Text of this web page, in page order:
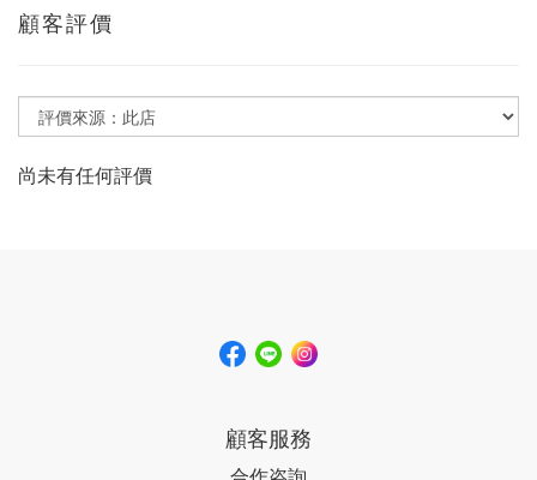
顧客評價
尚未有任何評價
顧客服務